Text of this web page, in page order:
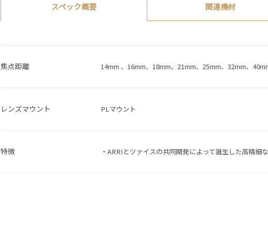
スペック概要 関連機材
焦点距離 14mm 、16mm、18mm、21mm、25mm、32mm、
レンズマウント PLマウント
特徴 ・ARRIとツァイスの共同開発によって誕生した高精細